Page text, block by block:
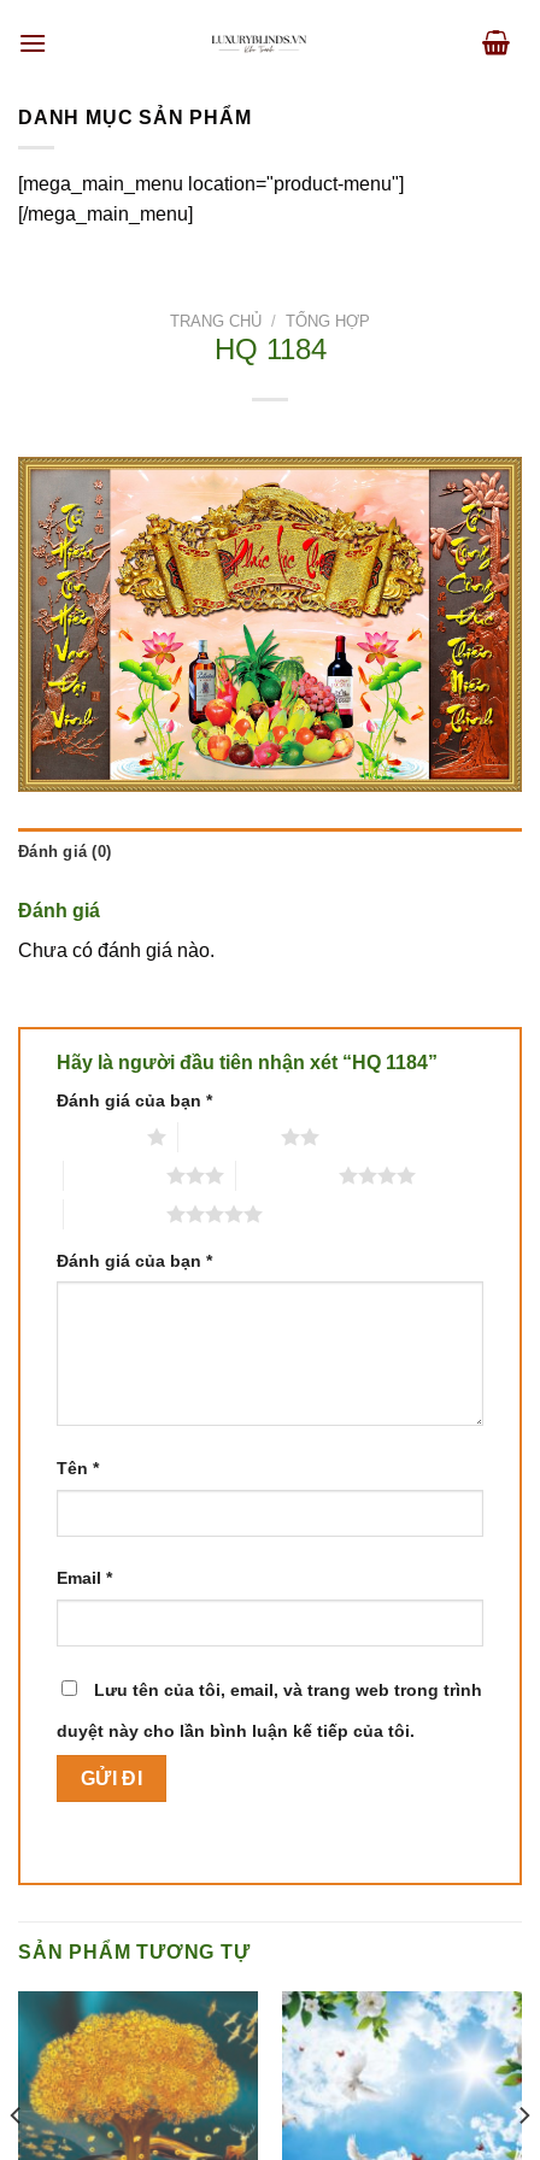
DANH MỤC SẢN PHẨM
[mega_main_menu location="product-menu"]
[/mega_main_menu]
TRANG CHỦ / TỔNG HỢP
HQ 1184
Đánh giá (0)
Đánh giá
Chưa có đánh giá nào.
Hãy là người đầu tiên nhận xét “HQ 1184”
Đánh giá của bạn *
Đánh giá của bạn *
Tên *
Email *
Lưu tên của tôi, email, và trang web trong trình
duyệt này cho lần bình luận kế tiếp của tôi.
SẢN PHẨM TƯƠNG TỰ